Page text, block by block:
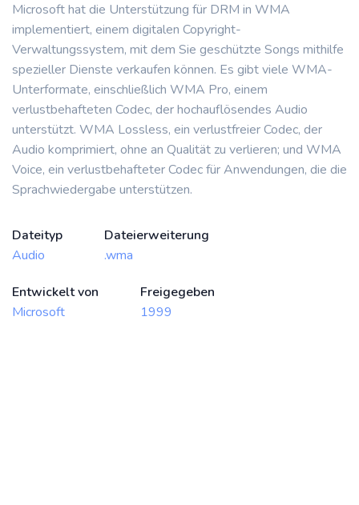
Microsoft hat die Unterstützung für DRM in WMA
implementiert, einem digitalen Copyright-
Verwaltungssystem, mit dem Sie geschützte Songs mithilfe
spezieller Dienste verkaufen können. Es gibt viele WMA-
Unterformate, einschließlich WMA Pro, einem
verlustbehafteten Codec, der hochauflösendes Audio
unterstützt. WMA Lossless, ein verlustfreier Codec, der
Audio komprimiert, ohne an Qualität zu verlieren; und WMA
Voice, ein verlustbehafteter Codec für Anwendungen, die die
Sprachwiedergabe unterstützen.
Dateityp
Audio
Dateierweiterung
.wma
Entwickelt von
Microsoft
Freigegeben
1999